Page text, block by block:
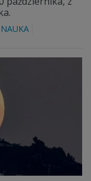
NAUKA